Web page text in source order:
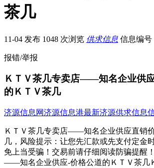
茶几
11-04 发布 1048 次浏览 供求信息 信息编号
报错/举报
ＫＴＶ茶几专卖店——知名企业供
的ＫＴＶ茶几
济源信息网济源信息港最新济源供求信息
ＫＴＶ茶几专卖店——知名企业供应直销
几，风险提示：让您先汇款或先支付定金
免上当受骗！交易前请仔细阅读防骗提醒
——知名企业供应-价格公道的ＫＴＶ茶